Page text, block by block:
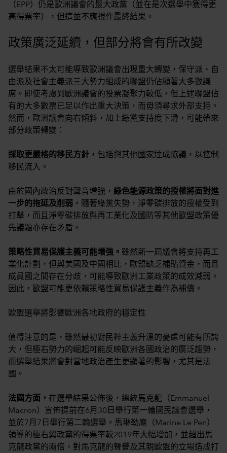
（EPP）仍是歐洲議會的最大政黨（並在是次選舉中獲得更
高得票率），但這並不應視作最終結果。
政策廣泛延續，但部分將會有所改變
選舉結果不太可能導致歐洲議會出現重大轉變，保守派、自
由派及社會主義派三大勢力組成的聯盟仍佔顯著大多數議
席。即使考慮到歐洲議會的投票凝聚力較低，但上述聯盟佔
有的大多數票已足以作出重大決策，而毋須尋求外部支持。
然而，歐洲議會向右傾斜，加上綠黨支持度下滑，可能帶來
部分政策轉變：
採取更嚴格的移民方針， 包括與其他國家達成協議，以控制
移民流入。
由於國內政治反對聲音增強， 綠色能源政策的授權將面對進
一步的拖延及削弱 。隨著綠黨失勢，淨零碳排放的授權受到
打擊，而且淨零碳排放與再工業化及國防等其他歐盟政策優
先議題亦存在矛盾。
策略性貿易保護主義可能增強。 雖然新一屆議會將支持再工
業化計劃，但與美國及中國相比，歐盟缺乏補貼資金，而且
成員國之間存在分歧，可能導致歐洲工業政策的成效減弱。
因此，歐盟可能更依賴策略性貿易保護主義作為補償。
歐盟選舉將影響歐洲各地政府的穩定性
值得注意的是，雖然最初對民粹主義升溫的憂慮可能有所誇
大，但極右勢力的崛起可能反映歐洲各國政治的廣泛趨勢，
而選舉結果將會對當地政治產生更顯著的影響，尤其是法
國。
法國方面， 在選舉結果公佈後，總統馬克龍（Emmanuel
Macron）宣佈提前在6月30日舉行第一輪國民議會選舉，
並於7月7日舉行第二輪選舉。馬琳勒龐（Marine Le Pen）
領導的極右翼政黨的得票率較2019年大幅增加，並超出馬
克龍政黨的兩倍，對馬克龍的聲譽及其親歐盟的立場造成打